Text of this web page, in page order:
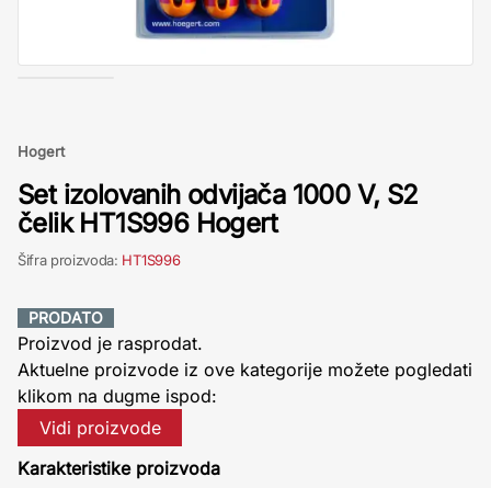
Hogert
Set izolovanih odvijača 1000 V, S2
čelik HT1S996 Hogert
Šifra proizvoda: HT1S996
PRODATO
Proizvod je rasprodat.
Aktuelne proizvode iz ove kategorije možete pogledati
klikom na dugme ispod:
Vidi proizvode
Karakteristike proizvoda